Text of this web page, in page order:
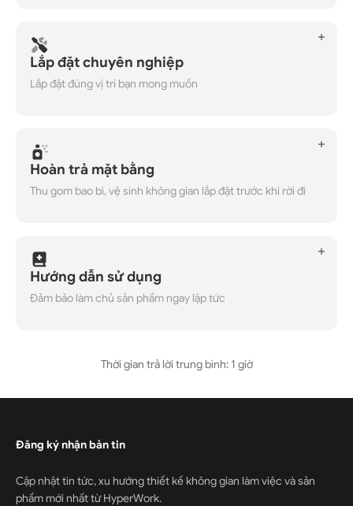
Lắp đặt chuyên nghiệp
Lắp đặt đúng vị trí bạn mong muốn
Hoàn trả mặt bằng
Thu gom bao bì, vệ sinh không gian lắp đặt trước khi rời đi
Hướng dẫn sử dụng
Đảm bảo làm chủ sản phẩm ngay lập tức
Thời gian trả lời trung bình: 1 giờ
Đăng ký nhận bản tin
Cập nhật tin tức, xu hướng thiết kế không gian làm việc và sản
phẩm mới nhất từ HyperWork.